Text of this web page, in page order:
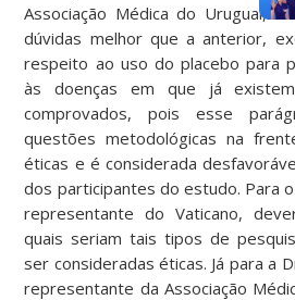
Associação Médica do Uruguai,
dúvidas melhor que a anterior,
respeito ao uso do placebo para
às doenças em que já existem
comprovados, pois esse
questões metodológicas na
éticas e é considerada
dos participantes do estudo. Para
representante do Vaticano,
quais seriam tais tipos de
ser consideradas éticas. Já para a
representante da Associação